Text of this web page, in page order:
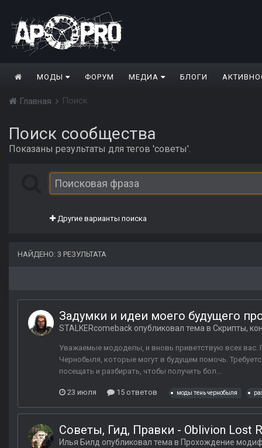
МОДЫ ФОРУМ МЕДИА БЛОГИ
Главная Поиск
Поиск сообщества
Показаны результаты для тегов 'советы'.
Другие варианты поиска
НАЙДЕНО: 3 РЕЗУЛЬТАТА
Задумки и идеи моего будущего
STALKERcomeback опубликовал тема в Скрипты,
Уважаемые мододелы, и вновь приветствую всех
Чернобыля, которые могут в будущем помочь.
посещать и разбирать, чтобы получить бол...
23 июля 15 ответов моды тень чернобыля
Советы, Гид, Правки - Oblivion Lost
Илья Билд опубликовал тема в Прохождение